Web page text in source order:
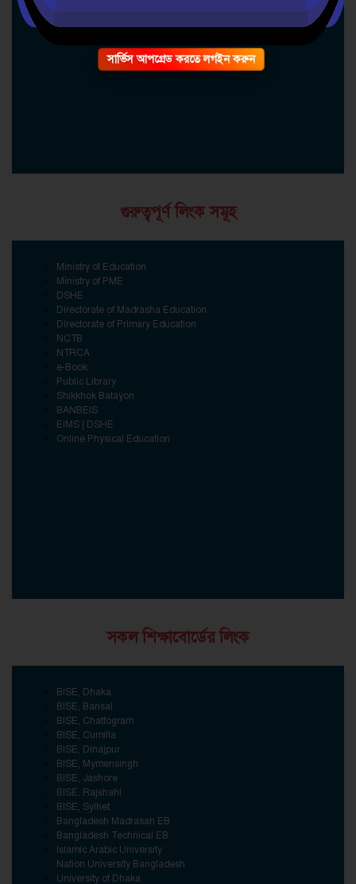
সার্ভিস আপগ্রেড করতে লগইন করুন
গুরুত্বপূর্ণ লিংক সমূহ
Ministry of Education
Ministry of PME
DSHE
Directorate of Madrasha Education
Directorate of Primary Education
NCTB
NTRCA
e-Book
Public Library
Shikkhok Batayon
BANBEIS
EIMS | DSHE
Online Physical Education
সকল শিক্ষাবোর্ডের লিংক
BISE, Dhaka
BISE, Barisal
BISE, Chattogram
BISE, Cumilla
BISE, Dinajpur
BISE, Mymensingh
BISE, Jashore
BISE, Rajshahi
BISE, Sylhet
Bangladesh Madrasah EB
Bangladesh Technical EB
Islamic Arabic University
Nation University Bangladesh
University of Dhaka